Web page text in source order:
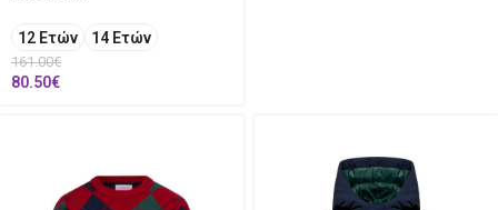
12 Ετών 14 Ετών
161.00€
80.50€